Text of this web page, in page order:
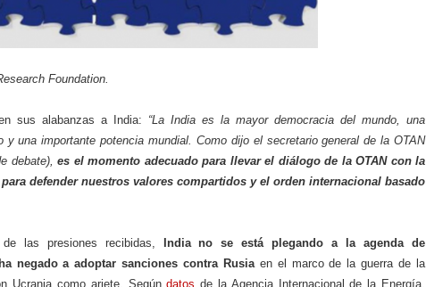
Foundation.
sus alabanzas a India: “La India es la mayor democracia del mundo, una
y una importante potencia mundial. Como dijo el secretario general de la OTAN
debate), es el momento adecuado para llevar el diálogo de la OTAN con la
defender nuestros valores compartidos y el orden internacional basado
las presiones recibidas, India no se está plegando a la agenda de
negado a adoptar sanciones contra Rusia en el marco de la guerra de la
Ucrania como ariete. Segúndatos de la Agencia Internacional de la Energía,